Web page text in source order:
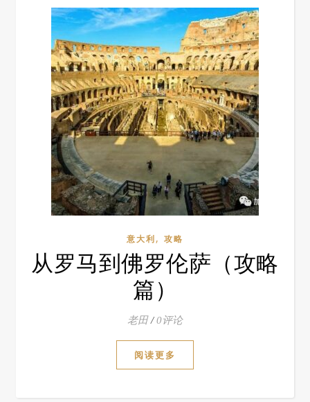
意大利, 攻略
从罗马到佛罗伦萨（攻略
篇）
老田 / 0评论
阅读更多